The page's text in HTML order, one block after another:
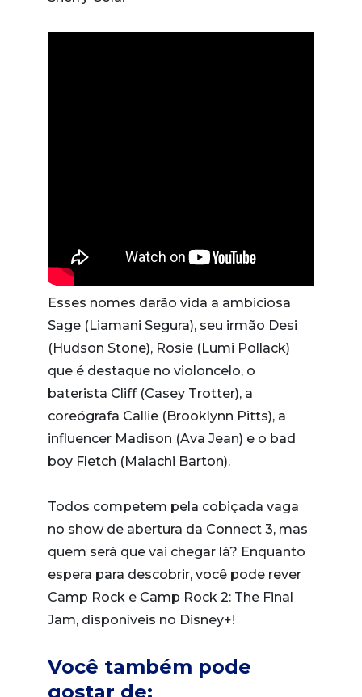
Esses nomes darão vida a ambiciosa
Sage (Liamani Segura), seu irmão Desi
(Hudson Stone), Rosie (Lumi Pollack)
que é destaque no violoncelo, o
baterista Cliff (Casey Trotter), a
coreógrafa Callie (Brooklynn Pitts), a
influencer Madison (Ava Jean) e o bad
boy Fletch (Malachi Barton).
Todos competem pela cobiçada vaga
no show de abertura da Connect 3, mas
quem será que vai chegar lá? Enquanto
espera para descobrir, você pode rever
Camp Rock e Camp Rock 2: The Final
Jam, disponíveis no Disney+!
Você também pode
gostar de: